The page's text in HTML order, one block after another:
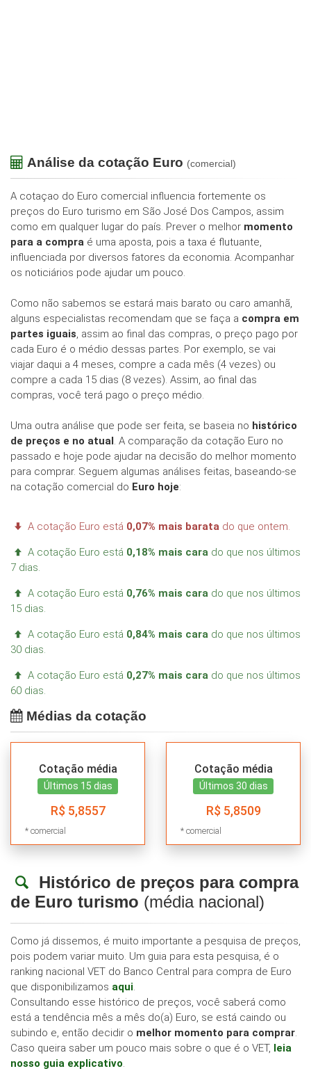
Análise da cotação Euro (comercial)
A cotaçao do Euro comercial influencia fortemente os
preços do Euro turismo em São José Dos Campos, assim
como em qualquer lugar do país. Prever o melhor momento
para a compra é uma aposta, pois a taxa é flutuante,
influenciada por diversos fatores da economia. Acompanhar
os noticiários pode ajudar um pouco.
Como não sabemos se estará mais barato ou caro amanhã,
alguns especialistas recomendam que se faça a compra em
partes iguais, assim ao final das compras, o preço pago por
cada Euro é o médio dessas partes. Por exemplo, se vai
viajar daqui a 4 meses, compre a cada mês (4 vezes) ou
compre a cada 15 dias (8 vezes). Assim, ao final das
compras, você terá pago o preço médio.
Uma outra análise que pode ser feita, se baseia no histórico
de preços e no atual. A comparação da cotação Euro no
passado e hoje pode ajudar na decisão do melhor momento
para comprar. Seguem algumas análises feitas, baseando-se
na cotação comercial do Euro hoje:
A cotação Euro está 0,07% mais barata do que ontem.
A cotação Euro está 0,18% mais cara do que nos últimos
7 dias.
A cotação Euro está 0,76% mais cara do que nos últimos
15 dias.
A cotação Euro está 0,84% mais cara do que nos últimos
30 dias.
A cotação Euro está 0,27% mais cara do que nos últimos
60 dias.
Médias da cotação
Cotação média
Últimos 15 dias
R$ 5,8557
* comercial
Cotação média
Últimos 30 dias
R$ 5,8509
* comercial
Histórico de preços para compra
de Euro turismo (média nacional)
Como já dissemos, é muito importante a pesquisa de preços,
pois podem variar muito. Um guia para esta pesquisa, é o
ranking nacional VET do Banco Central para compra de Euro
que disponibilizamos aqui.
Consultando esse histórico de preços, você saberá como
está a tendência mês a mês do(a) Euro, se está caindo ou
subindo e, então decidir o melhor momento para comprar.
Caso queira saber um pouco mais sobre o que é o VET, leia
nosso guia explicativo.